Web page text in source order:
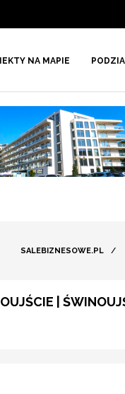
NA MAPIE
SALEBIZNESOWE.PL /
|